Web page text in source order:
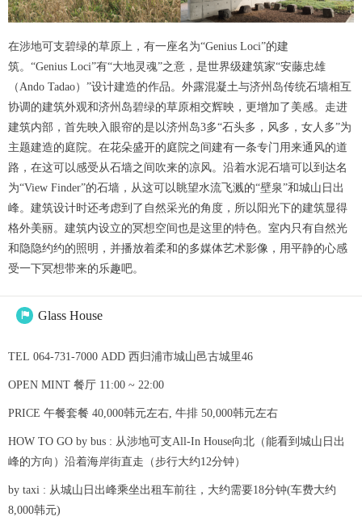
在涉地可支碧绿的草原上，有一座名为“Genius Loci”的建
筑。“Genius Loci”有“大地灵魂”之意，是世界级建筑家“安藤忠雄
（Ando Tadao）”设计建造的作品。外露混凝土与济州岛传统石墙相互
协调的建筑外观和济州岛碧绿的草原相交辉映，更增加了美感。走进
建筑内部，首先映入眼帘的是以济州岛3多“石头多，风多，女人多”为
主题建造的庭院。在花朵盛开的庭院之间建有一条专门用来通风的道
路，在这可以感受从石墙之间吹来的凉风。沿着水泥石墙可以到达名
为“View Finder”的石墙，从这可以眺望水流飞溅的“壁泉”和城山日出
峰。建筑设计时还考虑到了自然采光的角度，所以阳光下的建筑显得
格外美丽。建筑内设立的冥想空间也是这里的特色。室内只有自然光
和隐隐约约的照明，并播放着柔和的多媒体艺术影像，用平静的心感
受一下冥想带来的乐趣吧。
 Glass House
TEL 064-731-7000 ADD 西归浦市城山邑古城里46
OPEN MINT 餐厅 11:00 ~ 22:00
PRICE 午餐套餐 40,000韩元左右, 牛排 50,000韩元左右
HOW TO GO by bus : 从涉地可支All-In House向北（能看到城山日出
峰的方向）沿着海岸街直走（步行大约12分钟）
by taxi : 从城山日出峰乘坐出租车前往，大约需要18分钟(车费大约
8,000韩元)